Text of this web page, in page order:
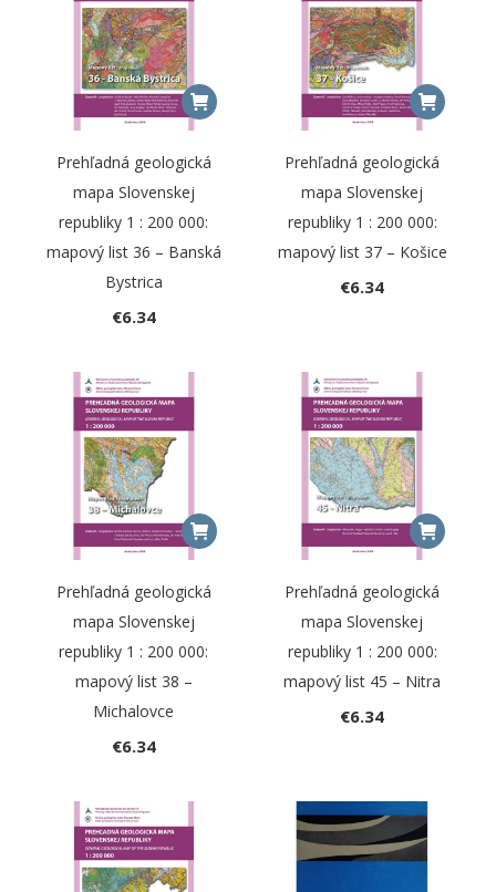
Prehľadná geologická
mapa Slovenskej
republiky 1 : 200 000:
mapový list 36 – Banská
Bystrica
€6.34
Prehľadná geologická
mapa Slovenskej
republiky 1 : 200 000:
mapový list 37 – Košice
€6.34
Prehľadná geologická
mapa Slovenskej
republiky 1 : 200 000:
mapový list 38 –
Michalovce
€6.34
Prehľadná geologická
mapa Slovenskej
republiky 1 : 200 000:
mapový list 45 – Nitra
€6.34